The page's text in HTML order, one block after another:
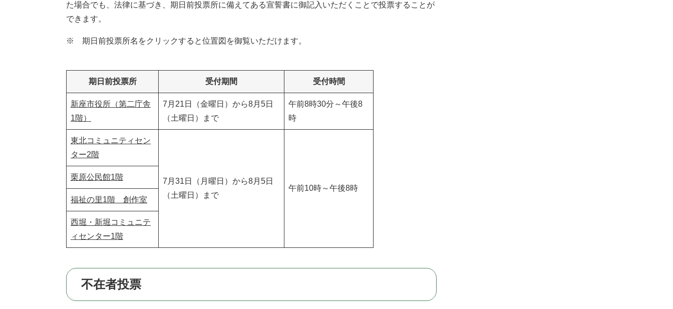
た場合でも、法律に基づき、期日前投票所に備えてある宣誓書に御記入いただくことで投票することが
できます。
※ 期日前投票所名をクリックすると位置図を御覧いただけます。
期日前投票所 受付期間 受付時間
新座市役所（第二庁舎
1階）
7月21日（金曜日）から8月5日
（土曜日）まで
午前8時30分～午後8
時
東北コミュニティセン
ター2階
7月31日（月曜日）から8月5日
（土曜日）まで
午前10時～午後8時
栗原公民館1階
福祉の里1階 創作室
西堀・新堀コミュニテ
ィセンター1階
不在者投票